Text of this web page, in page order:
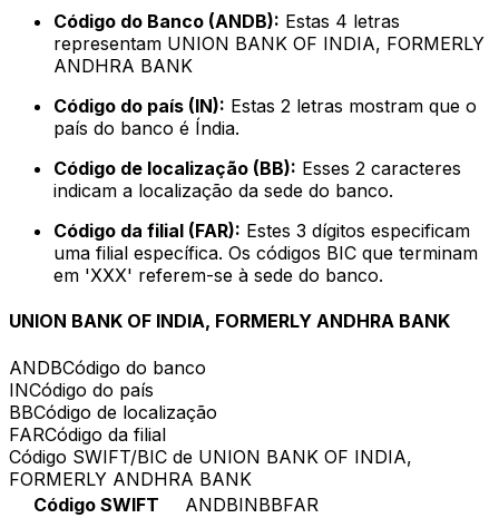
Código do Banco (ANDB): Estas 4 letras
representam UNION BANK OF INDIA, FORMERLY
ANDHRA BANK
Código do país (IN): Estas 2 letras mostram que o
país do banco é Índia.
Código de localização (BB): Esses 2 caracteres
indicam a localização da sede do banco.
Código da filial (FAR): Estes 3 dígitos especificam
uma filial específica. Os códigos BIC que terminam
em 'XXX' referem-se à sede do banco.
UNION BANK OF INDIA, FORMERLY ANDHRA BANK
ANDBCódigo do banco
INCódigo do país
BBCódigo de localização
FARCódigo da filial
Código SWIFT/BIC de UNION BANK OF INDIA,
FORMERLY ANDHRA BANK
Código SWIFT
ANDBINBBFAR